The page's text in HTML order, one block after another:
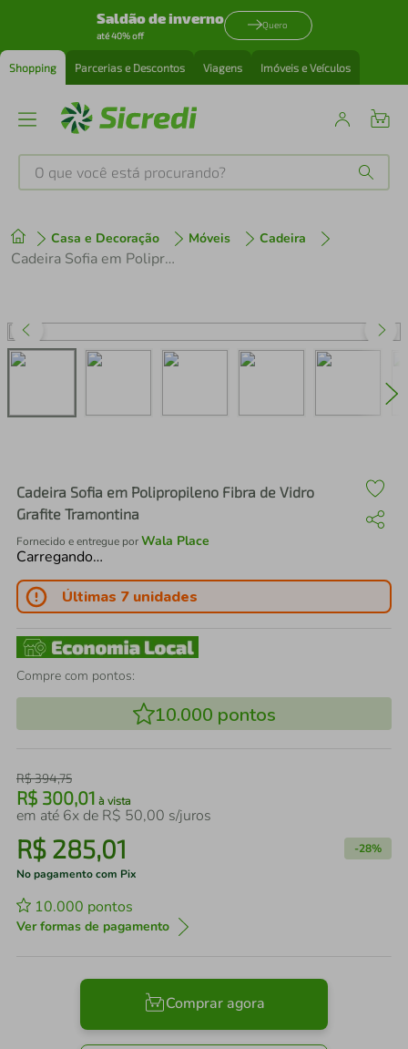
Saldão de inverno
até 40% off
Quero
Shopping Parcerias e Descontos Viagens Imóveis e Veículos
O que você está procurando?
Casa e Decoração Móveis Cadeira
Cadeira Sofia em Polipropileno Fibra de Vidro Grafite Tramontina
Cadeira Sofia em Polipropileno Fibra de Vidro
Grafite Tramontina
Fornecido e entregue porWala Place
Carregando…
Últimas 7 unidades
Compre com pontos:
10.000 pontos
R$394,75
R$ 300,01 à vista
em até 6x de R$ 50,00 s/juros
R$ 285,01 -28%
No pagamento com Pix
10.000 pontos
Ver formas de pagamento
Comprar agora
1º tenis
perfume